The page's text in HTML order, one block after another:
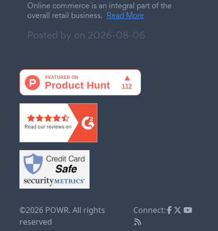
Online commerce is an integral part of the
overall retail business. Read More
Posted by on 2026-08-06
©2026 POWR. All rights
reserved
Connect: